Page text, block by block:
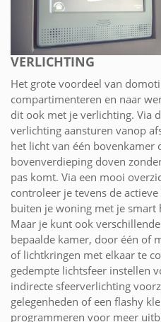
VERLICHTING
Het grote voordeel van
compartimenteren en naar
dit ook met je verlichting. Via
verlichting aansturen vanop
het licht van één bovenkamer
bovenverdieping doven
pas komt. Via een mooi
controleer je tevens de
buiten je woning met je smart
Maar je kunt ook
bepaalde kamer, door één of
of lichtkringen met elkaar te
gedempte lichtsfeer instellen
indirecte sfeerverlichting
gelegenheden of een flashy
programmeren voor meer